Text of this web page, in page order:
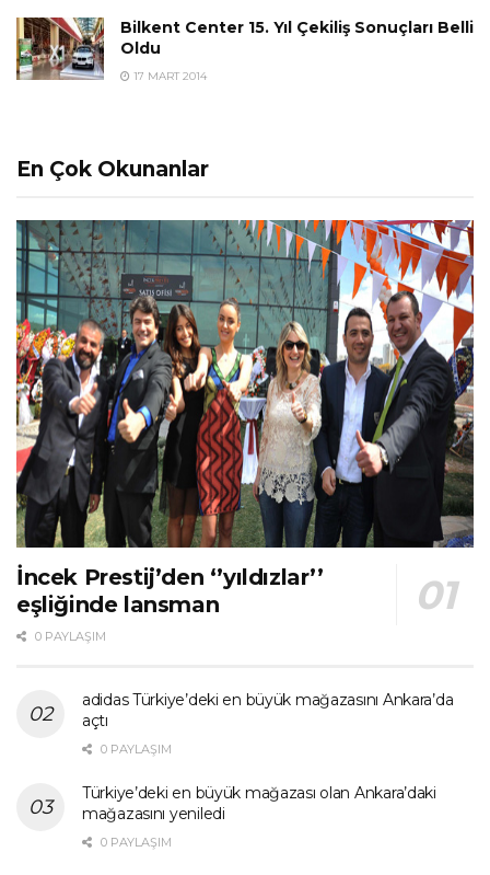
Bilkent Center 15. Yıl Çekiliş Sonuçları Belli
Oldu
17 MART 2014
En Çok Okunanlar
İncek Prestij’den ‘’yıldızlar’’
eşliğinde lansman
0 PAYLAŞIM
adidas Türkiye’deki en büyük mağazasını Ankara’da
açtı
0 PAYLAŞIM
Türkiye’deki en büyük mağazası olan Ankara’daki
mağazasını yeniledi
0 PAYLAŞIM